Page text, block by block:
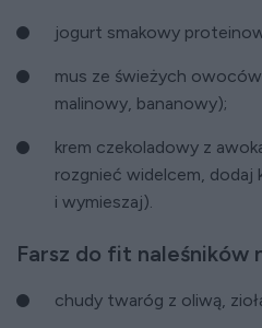
jogurt smakowy
mus ze świeżych
malinowy, bananowy);
krem czekoladowy z
rozgnieć widelcem, dodaj
i wymieszaj).
Farsz do fit naleśników
chudy twaróg z oliwą,